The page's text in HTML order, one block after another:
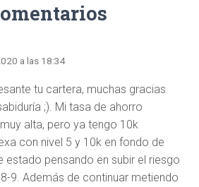
a las 18:34
tu cartera, muchas gracias
;). Mi tasa de ahorro
alta, pero ya tengo 10k
con nivel 5 y 10k en fondo de
estado pensando en subir el riesgo
9. Además de continuar metiendo